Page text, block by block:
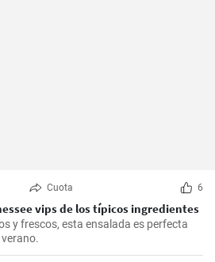
Cuota 6
vips de los típicos ingredientes
y frescos, esta ensalada es perfecta